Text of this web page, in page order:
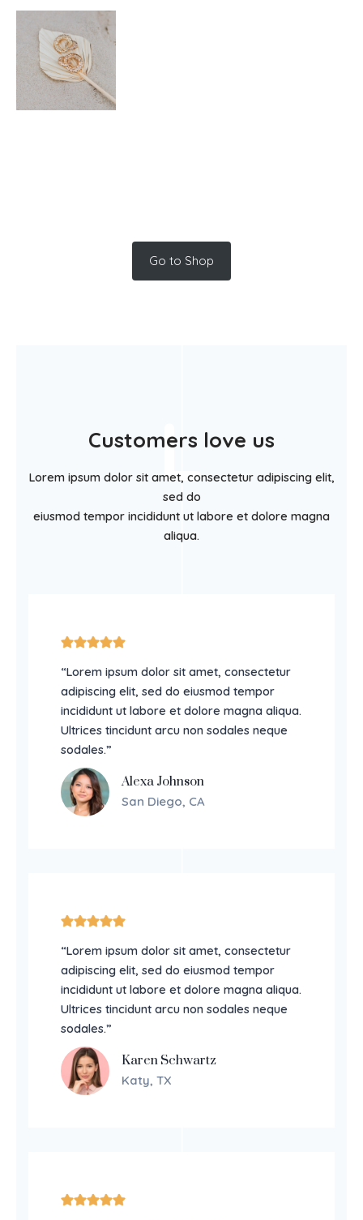
Go to Shop
L
Customers love us
Lorem ipsum dolor sit amet, consectetur adipiscing elit,
sed do
eiusmod tempor incididunt ut labore et dolore magna
aliqua.
“Lorem ipsum dolor sit amet, consectetur
adipiscing elit, sed do eiusmod tempor
incididunt ut labore et dolore magna aliqua.
Ultrices tincidunt arcu non sodales neque
sodales.”
Alexa Johnson
San Diego, CA
“Lorem ipsum dolor sit amet, consectetur
adipiscing elit, sed do eiusmod tempor
incididunt ut labore et dolore magna aliqua.
Ultrices tincidunt arcu non sodales neque
sodales.”
Karen Schwartz
Katy, TX